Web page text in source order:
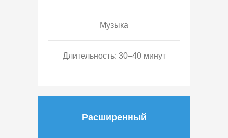
Музыка
Длительность: 30–40 минут
Расширенный